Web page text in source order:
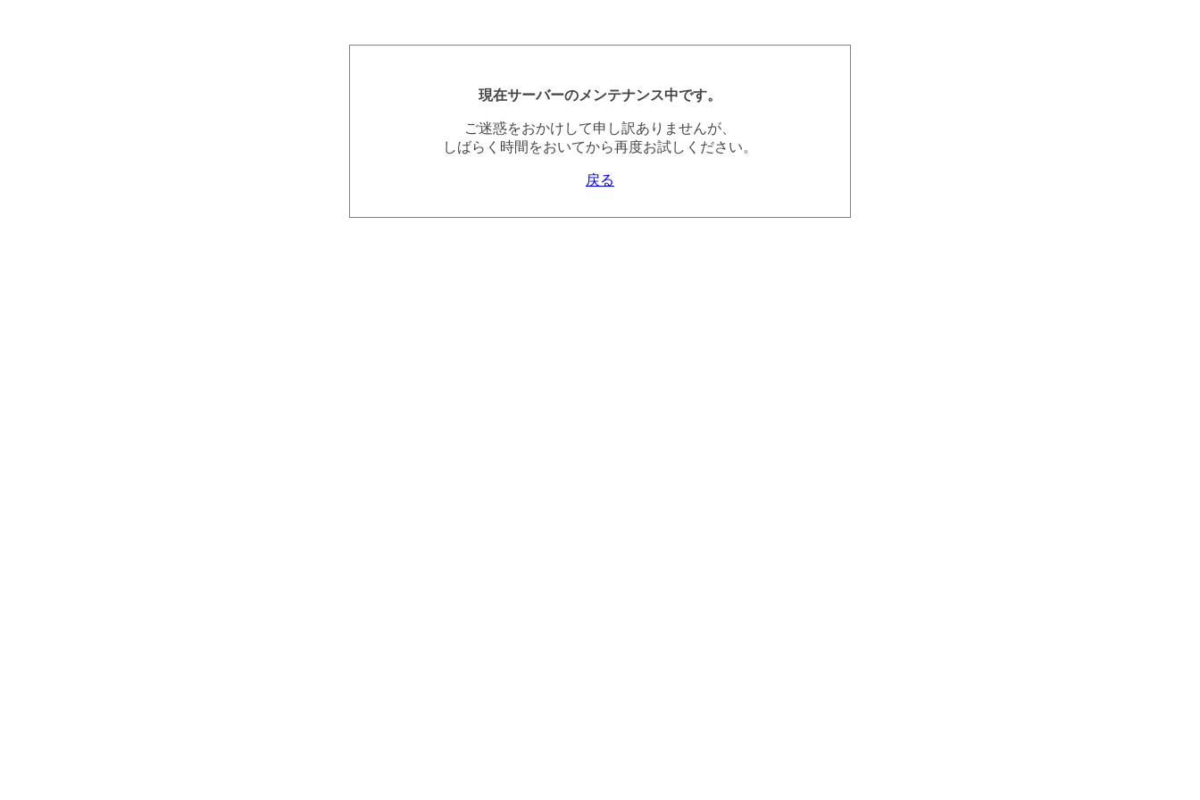
現在サーバーのメンテナンス中です。
ご迷惑をおかけして申し訳ありませんが、
しばらく時間をおいてから再度お試しください。
戻る